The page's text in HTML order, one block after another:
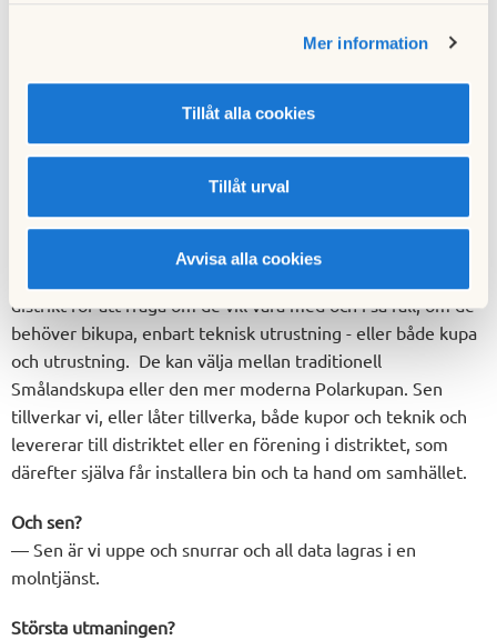
Mer information
Tillåt alla cookies
Tillåt urval
Avvisa alla cookies
drar in honung? Hur mycket foder förbrukar de i olika delar
bidata i ett eget bi-google där man kan söka och forska på
olika faktorer och undersöka vad som händer med bin på
lång och kort sikt.
— För några veckor sedan hade jag möte med
förbundschefen och förbundets ordförande i
distrikt för att fråga om de vill vara med och i så fall, om de
behöver bikupa, enbart teknisk utrustning - eller både kupa
och utrustning. De kan välja mellan traditionell
Smålandskupa eller den mer moderna Polarkupan. Sen
tillverkar vi, eller låter tillverka, både kupor och teknik och
levererar till distriktet eller en förening i distriktet, som
därefter själva får installera bin och ta hand om samhället.
Och sen?
— Sen är vi uppe och snurrar och all data lagras i en
molntjänst.
Största utmaningen?